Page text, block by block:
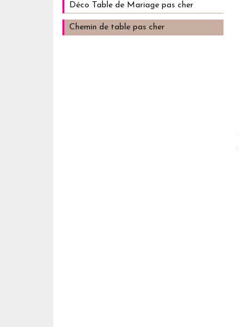
Déco Table de Mariage pas cher
Chemin de table pas cher